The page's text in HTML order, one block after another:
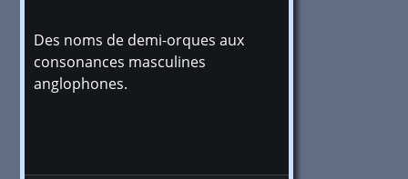
+1 million
Des noms de demi-orques aux
consonances masculines
anglophones.